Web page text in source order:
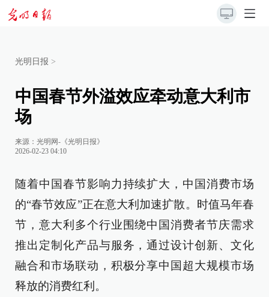
光明日报 >
中国春节外溢效应牵动意大利市
场
来源： 光明网-《光明日报》
2026-02-23 04:10
随着中国春节影响力持续扩大，中国消费市场
的“春节效应”正在意大利加速扩散。时值马年春
节，意大利多个行业围绕中国消费者节庆需求
推出定制化产品与服务，通过设计创新、文化
融合和市场联动，积极分享中国超大规模市场
释放的消费红利。